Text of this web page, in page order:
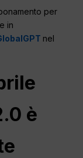
per
in
nel
è